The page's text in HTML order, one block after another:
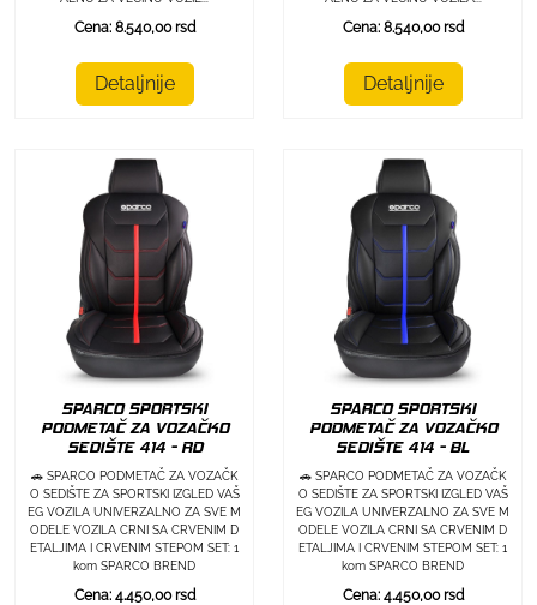
Cena: 8.540,00 rsd
Detaljnije
Cena: 8.540,00 rsd
Detaljnije
SPARCO SPORTSKI
PODMETAČ ZA VOZAČKO
SEDIŠTE 414 - RD
🚗 SPARCO PODMETAČ ZA VOZAČK
O SEDIŠTE ZA SPORTSKI IZGLED VAŠ
EG VOZILA UNIVERZALNO ZA SVE M
ODELE VOZILA CRNI SA CRVENIM D
ETALJIMA I CRVENIM STEPOM SET: 1
kom SPARCO BREND
Cena: 4.450,00 rsd
SPARCO SPORTSKI
PODMETAČ ZA VOZAČKO
SEDIŠTE 414 - BL
🚗 SPARCO PODMETAČ ZA VOZAČK
O SEDIŠTE ZA SPORTSKI IZGLED VAŠ
EG VOZILA UNIVERZALNO ZA SVE M
ODELE VOZILA CRNI SA CRVENIM D
ETALJIMA I CRVENIM STEPOM SET: 1
kom SPARCO BREND
Cena: 4.450,00 rsd